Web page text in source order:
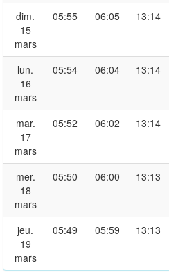
dim.
15
mars
05:55 06:05 13:14
lun.
16
mars
05:54 06:04 13:14
mar.
17
mars
05:52 06:02 13:14
mer.
18
mars
05:50 06:00 13:13
jeu.
19
mars
05:49 05:59 13:13